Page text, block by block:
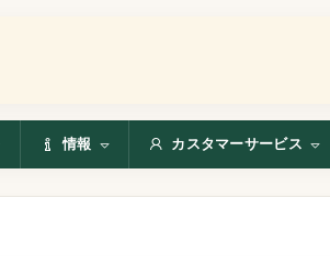
情報 カスタマーサービス